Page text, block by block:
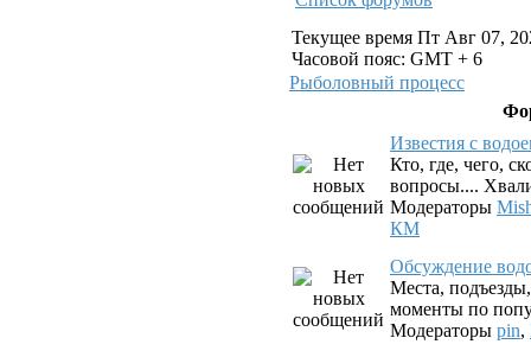
Текущее время Пт Авг 07,
Часовой пояс: GMT + 6
Рыболовный процесс
Известия с
Кто, где, чего,
вопросы....
Модераторы
КМ
Обсуждение
Места,
моменты по
Модераторы pin,